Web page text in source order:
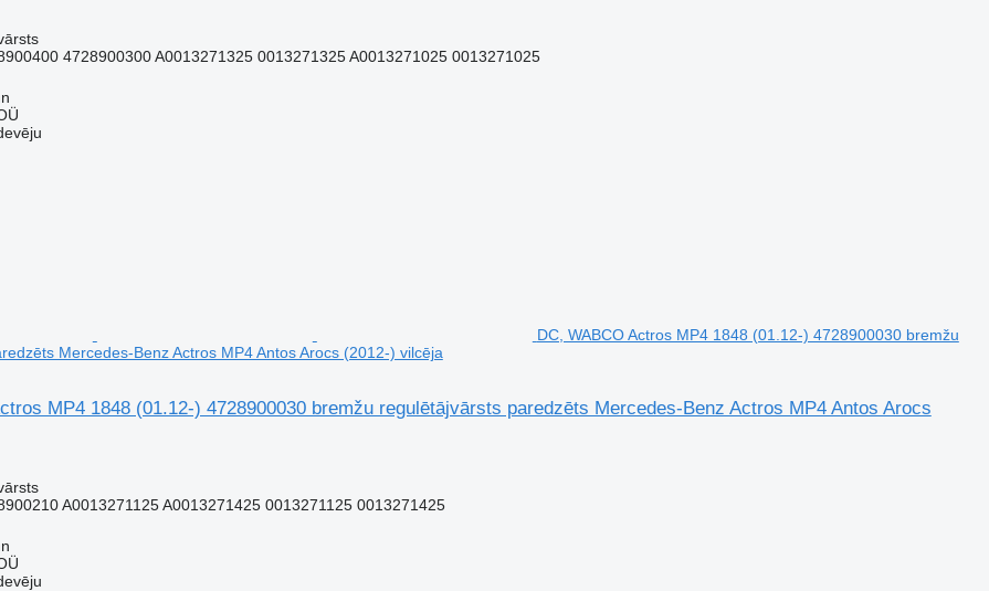
4728900300 A0013271325 0013271325 A0013271025 0013271025
DC, WABCO Actros MP4 1848 (01.12-) 4728900030 bremžu
Mercedes-Benz Actros MP4 Antos Arocs (2012-) vilcēja
MP4 1848 (01.12-) 4728900030 bremžu regulētājvārsts paredzēts Mercedes-Benz Actros MP4 Antos Arocs
A0013271125 A0013271425 0013271125 0013271425